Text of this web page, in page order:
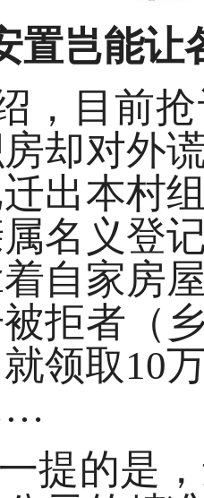
岂能让
目前抢
却对外
出本村
名义登
自家房
拒者（
领取10
的是，